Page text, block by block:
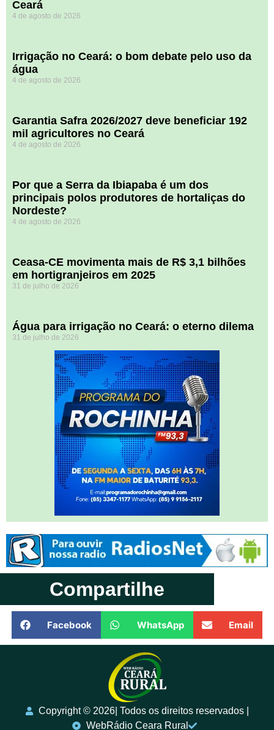
Ceará
4 de agosto de 2026
Irrigação no Ceará: o bom debate pelo uso da
água
4 de agosto de 2026
Garantia Safra 2026/2027 deve beneficiar 192
mil agricultores no Ceará
4 de agosto de 2026
Por que a Serra da Ibiapaba é um dos
principais polos produtores de hortaliças do
Nordeste?
4 de agosto de 2026
Ceasa-CE movimenta mais de R$ 3,1 bilhões
em hortigranjeiros em 2025
31 de julho de 2026
Água para irrigação no Ceará: o eterno dilema
31 de julho de 2026
Compartilhe
Facebook WhatsApp Email
Copyright ©️ 2026| Todos os direitos reservados |
WebRádio Ceara Rural